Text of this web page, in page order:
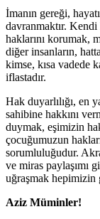
İmanın gereği,
davranmaktır.
haklarını korumak,
diğer insanların,
kimse, kısa vadede
iflastadır.
Hak duyarlılığı, en
sahibine hakkını
duymak, eşimizin
çocuğumuzun
sorumluluğudur.
ve miras paylaşımı
uğraşmak hepimizin
Aziz Müminler!